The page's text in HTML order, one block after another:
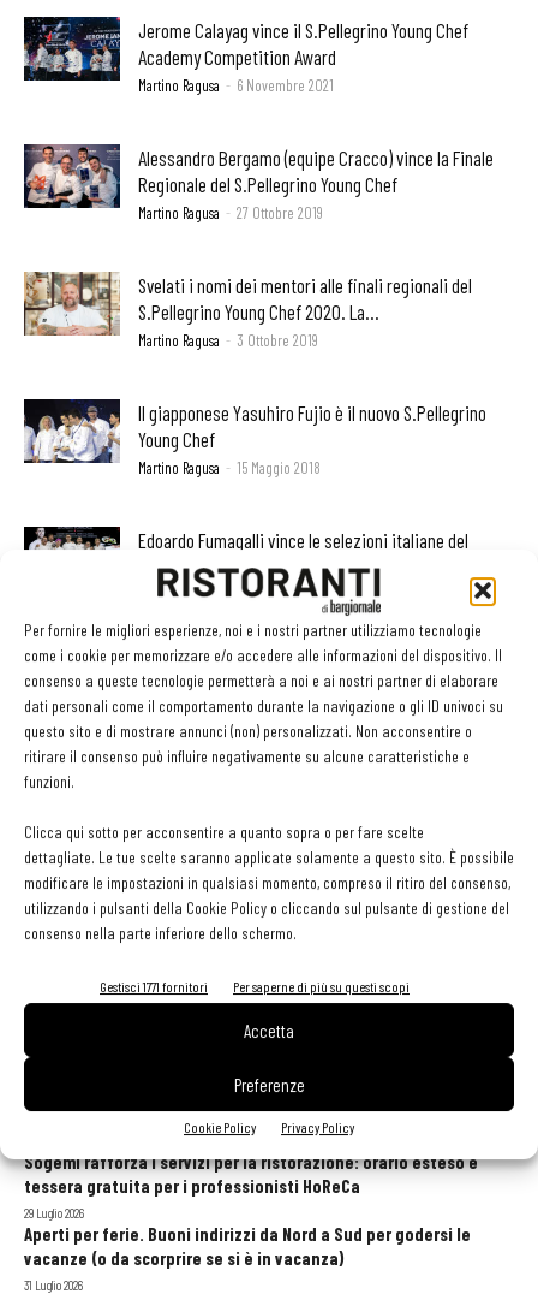
Per fornire le migliori esperienze, noi e i nostri partner utilizziamo tecnologie
come i cookie per memorizzare e/o accedere alle informazioni del dispositivo. Il
consenso a queste tecnologie permetterà a noi e ai nostri partner di elaborare
dati personali come il comportamento durante la navigazione o gli ID univoci su
questo sito e di mostrare annunci (non) personalizzati. Non acconsentire o
ritirare il consenso può influire negativamente su alcune caratteristiche e
funzioni.
Clicca qui sotto per acconsentire a quanto sopra o per fare scelte
dettagliate. Le tue scelte saranno applicate solamente a questo sito. È possibile
modificare le impostazioni in qualsiasi momento, compreso il ritiro del consenso,
utilizzando i pulsanti della Cookie Policy o cliccando sul pulsante di gestione del
consenso nella parte inferiore dello schermo.
Gestisci 1771 fornitori Per saperne di più su questi scopi
Accetta
Preferenze
Cookie Policy Privacy Policy
Jerome Calayag vince il S.Pellegrino Young Chef
Academy Competition Award
Martino Ragusa - 6 Novembre 2021
Alessandro Bergamo (equipe Cracco) vince la Finale
Regionale del S.Pellegrino Young Chef
Martino Ragusa - 27 Ottobre 2019
Svelati i nomi dei mentori alle finali regionali del
S.Pellegrino Young Chef 2020. La...
Martino Ragusa - 3 Ottobre 2019
Il giapponese Yasuhiro Fujio è il nuovo S.Pellegrino
Young Chef
Martino Ragusa - 15 Maggio 2018
Edoardo Fumagalli vince le selezioni italiane del
S.Pellegrino Young Chef 2017
Martino Ragusa - 14 Settembre 2017
Questi i 10 candidati alla finale italiana del
S.Pellegrino Young Chef 2018
Martino Ragusa 12 Giugno 2017
Young Chef. Durerà 18 mesi con...
Martino Ragusa 19 Gennaio 2017
GLI ARTICOLI PIÙ LETTI
Sogemi rafforza i servizi per la ristorazione: orario esteso e
tessera gratuita per i professionisti HoReCa
29 Luglio 2026
Aperti per ferie. Buoni indirizzi da Nord a Sud per godersi le
vacanze (o da scorprire se si è in vacanza)
31 Luglio 2026